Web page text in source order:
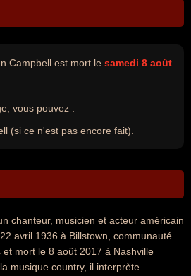
Campbell est mort le samedi 8 août
vous pouvez :
(si ce n'est pas encore fait).
chanteur, musicien et acteur américain
avril 1936 à Billstown, communauté
mort le 8 août 2017 à Nashville
musique country, il interprète